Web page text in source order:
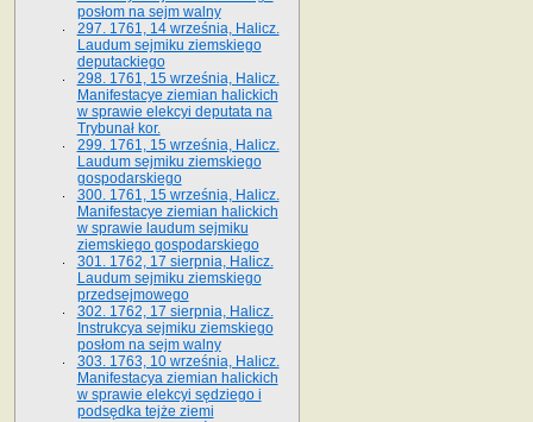
posłom na sejm walny
297. 1761, 14 września, Halicz.
Laudum sejmiku ziemskiego
deputackiego
298. 1761, 15 września, Halicz.
Manifestacye ziemian halickich
w sprawie elekcyi deputata na
Trybunał kor.
299. 1761, 15 września, Halicz.
Laudum sejmiku ziemskiego
gospodarskiego
300. 1761, 15 września, Halicz.
Manifestacye ziemian halickich
w sprawie laudum sejmiku
ziemskiego gospodarskiego
301. 1762, 17 sierpnia, Halicz.
Laudum sejmiku ziemskiego
przedsejmowego
302. 1762, 17 sierpnia, Halicz.
Instrukcya sejmiku ziemskiego
posłom na sejm walny
303. 1763, 10 września, Halicz.
Manifestacya ziemian halickich
w sprawie elekcyi sędziego i
podsędka tejże ziemi